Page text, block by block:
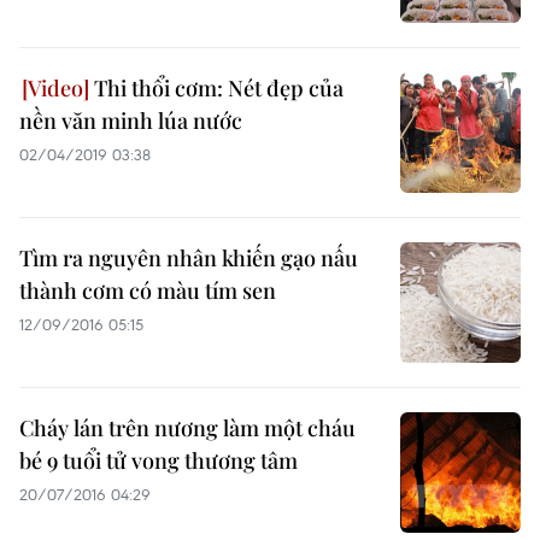
Thi thổi cơm: Nét đẹp của
nền văn minh lúa nước
02/04/2019 03:38
Tìm ra nguyên nhân khiến gạo nấu
thành cơm có màu tím sen
12/09/2016 05:15
Cháy lán trên nương làm một cháu
bé 9 tuổi tử vong thương tâm
20/07/2016 04:29